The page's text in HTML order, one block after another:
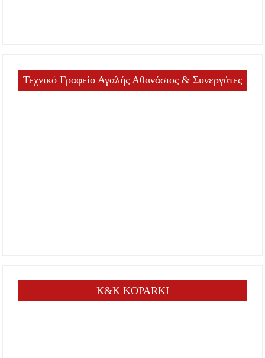
Τεχνικό Γραφείο Αγαλής Αθανάσιος & Συνεργάτες
K&K KOPARKI